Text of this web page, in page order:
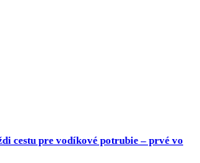
cestu pre vodíkové potrubie – prvé vo